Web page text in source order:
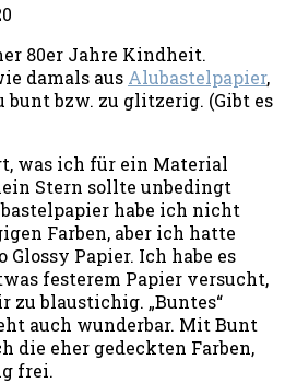
80er Jahre Kindheit.
damals aus Alubastelpapier,
bunt bzw. zu glitzerig. (Gibt es
was ich für ein Material
Stern sollte unbedingt
habe ich nicht
Farben, aber ich hatte
Glossy Papier. Ich habe es
festerem Papier versucht,
zu blaustichig. „Buntes“
auch wunderbar. Mit Bunt
die eher gedeckten Farben,
frei.